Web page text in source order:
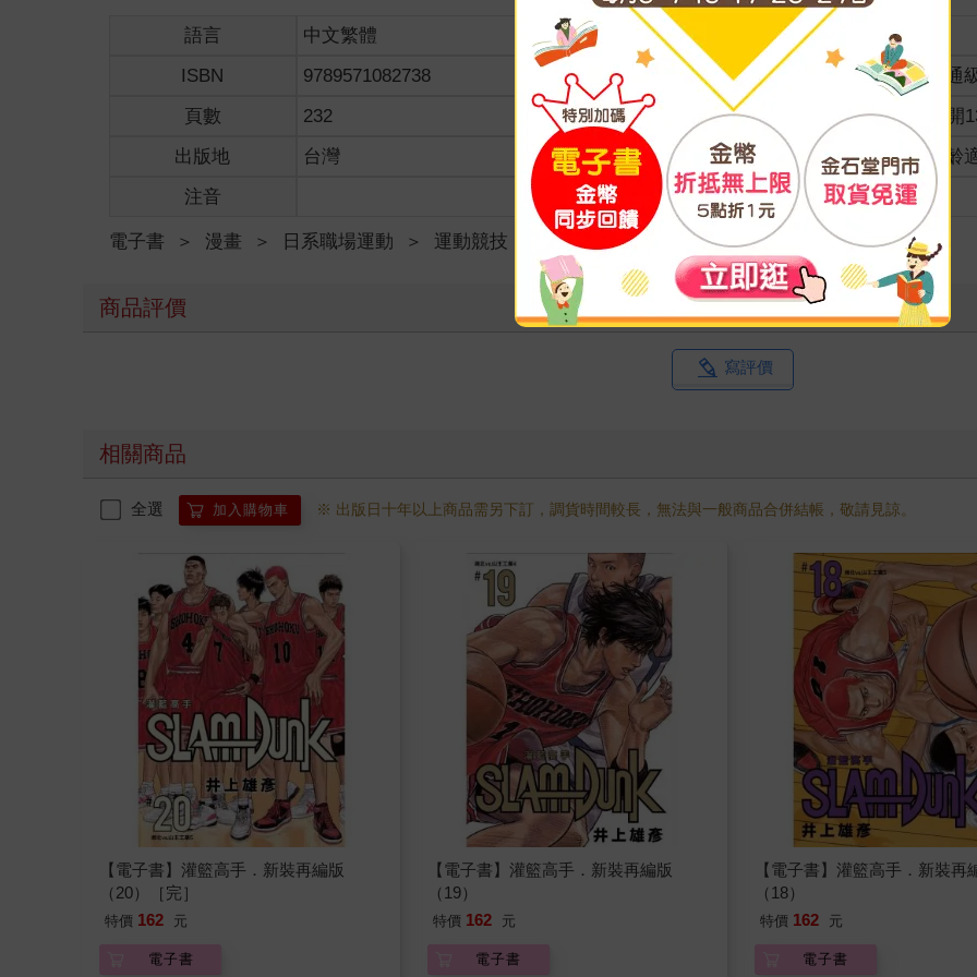
語言 中文繁體
裝訂
ISBN
9789571082738 分級
普通
頁數
232 商品規格
32開
出版地
台灣 適讀年齡
全齡
注音
級別
電子書 ＞ 漫畫 ＞ 日系職場運動 ＞ 運動競技
商品評價
寫評價
相關商品
全選 加入購物車 ※ 出版日十年以上商品需另下訂，調貨時間較長，無法與一般商品合併結帳，敬請見諒。
【電子書】灌籃高手．新裝再編版
（20）［完］
特價 162 元
電子書
【電子書】灌籃高手．新裝再編版
（19）
特價 162 元
電子書
【電子書】灌籃高手．新裝再
（18）
特價 162 元
電子書